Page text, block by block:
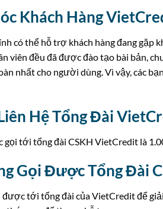
Khách Hàng
có thể hỗ trợ khách hàng đang gặp
viên đều đã được đào tạo bài bản,
nhất cho người dùng. Vì vậy, các
Hệ Tổng Đài
gọi tới tổng đài CSKH VietCredit là
Gọi Được Tổng Đài
tới tổng đài của VietCredit để